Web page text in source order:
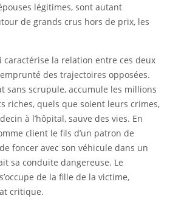
légitimes, sont autant
de grands crus hors de prix, les
caractérise la relation entre ces deux
des trajectoires opposées.
sans scrupule, accumule les millions
riches, quels que soient leurs crimes,
à l’hôpital, sauve des vies. En
client le fils d’un patron de
foncer avec son véhicule dans un
sa conduite dangereuse. Le
de la fille de la victime,
critique.